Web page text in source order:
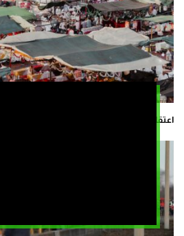
اعتقال سارقي سياح بمراكش